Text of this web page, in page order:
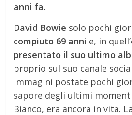
anni fa.
David Bowie solo pochi
compiuto 69 anni e, in
presentato il suo ultimo
proprio sul suo canale
immagini postate pochi
sapore degli ultimi
Bianco, era ancora in vita.